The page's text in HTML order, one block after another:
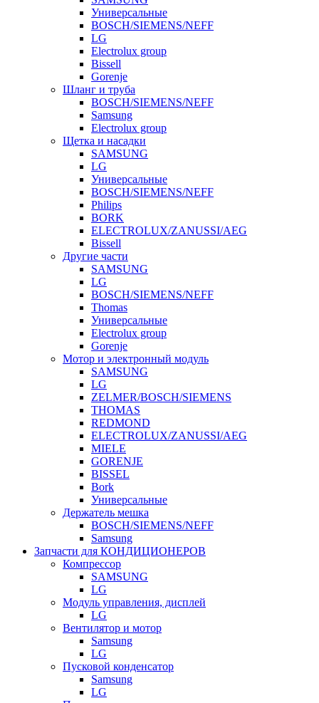
Универсальные
BOSCH/SIEMENS/NEFF
LG
Electrolux group
Bissell
Gorenje
Шланг и труба
BOSCH/SIEMENS/NEFF
Samsung
Electrolux group
Щетка и насадки
SAMSUNG
LG
Универсальные
BOSCH/SIEMENS/NEFF
Philips
BORK
ELECTROLUX/ZANUSSI/AEG
Bissell
Другие части
SAMSUNG
LG
BOSCH/SIEMENS/NEFF
Thomas
Универсальные
Electrolux group
Gorenje
Мотор и электронный модуль
SAMSUNG
LG
ZELMER/BOSCH/SIEMENS
THOMAS
REDMOND
ELECTROLUX/ZANUSSI/AEG
MIELE
GORENJE
BISSEL
Bork
Универсальные
Держатель мешка
BOSCH/SIEMENS/NEFF
Samsung
Запчасти для КОНДИЦИОНЕРОВ
Компрессор
SAMSUNG
LG
Модуль управления, дисплей
LG
Вентилятор и мотор
Samsung
LG
Пусковой конденсатор
Samsung
LG